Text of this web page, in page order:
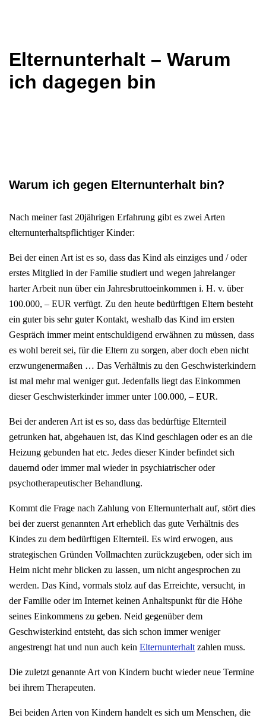
Elternunterhalt – Warum
ich dagegen bin
Warum ich gegen Elternunterhalt bin?
Nach meiner fast 20jährigen Erfahrung gibt es zwei Arten
elternunterhaltspflichtiger Kinder:
Bei der einen Art ist es so, dass das Kind als einziges und / oder
erstes Mitglied in der Familie studiert und wegen jahrelanger
harter Arbeit nun über ein Jahresbruttoeinkommen i. H. v. über
100.000, – EUR verfügt. Zu den heute bedürftigen Eltern besteht
ein guter bis sehr guter Kontakt, weshalb das Kind im ersten
Gespräch immer meint entschuldigend erwähnen zu müssen, dass
es wohl bereit sei, für die Eltern zu sorgen, aber doch eben nicht
erzwungenermaßen … Das Verhältnis zu den Geschwisterkindern
ist mal mehr mal weniger gut. Jedenfalls liegt das Einkommen
dieser Geschwisterkinder immer unter 100.000, – EUR.
Bei der anderen Art ist es so, dass das bedürftige Elternteil
getrunken hat, abgehauen ist, das Kind geschlagen oder es an die
Heizung gebunden hat etc. Jedes dieser Kinder befindet sich
dauernd oder immer mal wieder in psychiatrischer oder
psychotherapeutischer Behandlung.
Kommt die Frage nach Zahlung von Elternunterhalt auf, stört dies
bei der zuerst genannten Art erheblich das gute Verhältnis des
Kindes zu dem bedürftigen Elternteil. Es wird erwogen, aus
strategischen Gründen Vollmachten zurückzugeben, oder sich im
Heim nicht mehr blicken zu lassen, um nicht angesprochen zu
werden. Das Kind, vormals stolz auf das Erreichte, versucht, in
der Familie oder im Internet keinen Anhaltspunkt für die Höhe
seines Einkommens zu geben. Neid gegenüber dem
Geschwisterkind entsteht, das sich schon immer weniger
angestrengt hat und nun auch kein Elternunterhalt zahlen muss.
Die zuletzt genannte Art von Kindern bucht wieder neue Termine
bei ihrem Therapeuten.
Bei beiden Arten von Kindern handelt es sich um Menschen, die